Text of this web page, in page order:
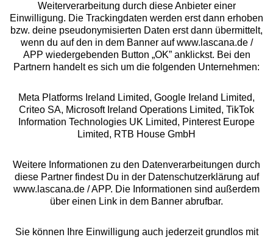
Über uns
Rechtliches
Alle Preise inkl. MwSt., zzgl.
Versandkosten
** Bonität vorausgesetzt, berechtigt zur Bonitätsprüfung
Weiterverarbeitung durch diese Anbieter einer
Einwilligung. Die Trackingdaten werden erst dann erhoben
bzw. deine pseudonymisierten Daten erst dann übermittelt,
wenn du auf den in dem Banner auf www.lascana.de /
APP wiedergebenden Button „OK” anklickst. Bei den
Partnern handelt es sich um die folgenden Unternehmen:
Meta Platforms Ireland Limited, Google Ireland Limited,
Criteo SA, Microsoft Ireland Operations Limited, TikTok
Information Technologies UK Limited, Pinterest Europe
Limited, RTB House GmbH
Weitere Informationen zu den Datenverarbeitungen durch
diese Partner findest Du in der Datenschutzerklärung auf
www.lascana.de / APP. Die Informationen sind außerdem
über einen Link in dem Banner abrufbar.
Sie können Ihre Einwilligung auch jederzeit grundlos mit